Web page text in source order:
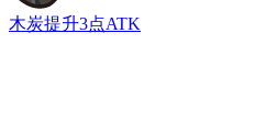
木炭提升3点ATK